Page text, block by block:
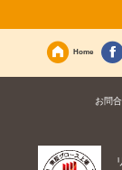
Home
お問